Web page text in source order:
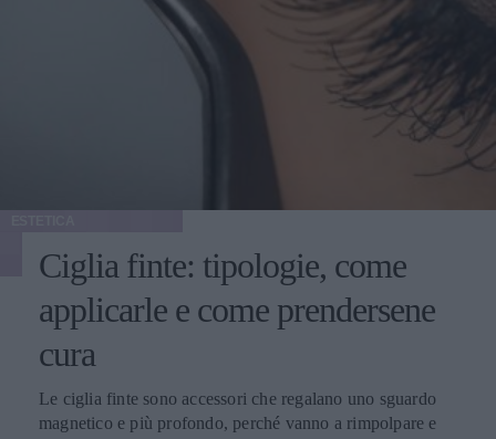
Ciglia finte: tipologie, come
applicarle e come prendersene
cura
Le ciglia finte sono accessori che regalano uno sguardo
magnetico e più profondo, perché vanno a rimpolpare e